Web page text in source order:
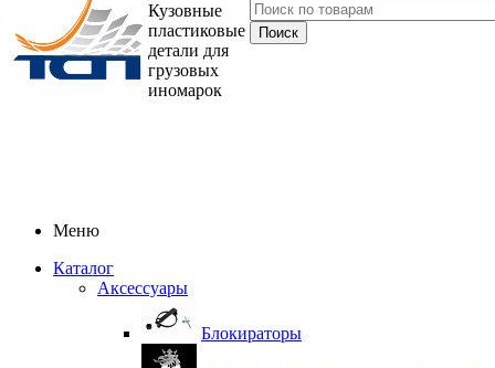
Кузовные
пластиковые
детали для
грузовых
иномарок
Меню
Каталог
Аксессуары
Блокираторы